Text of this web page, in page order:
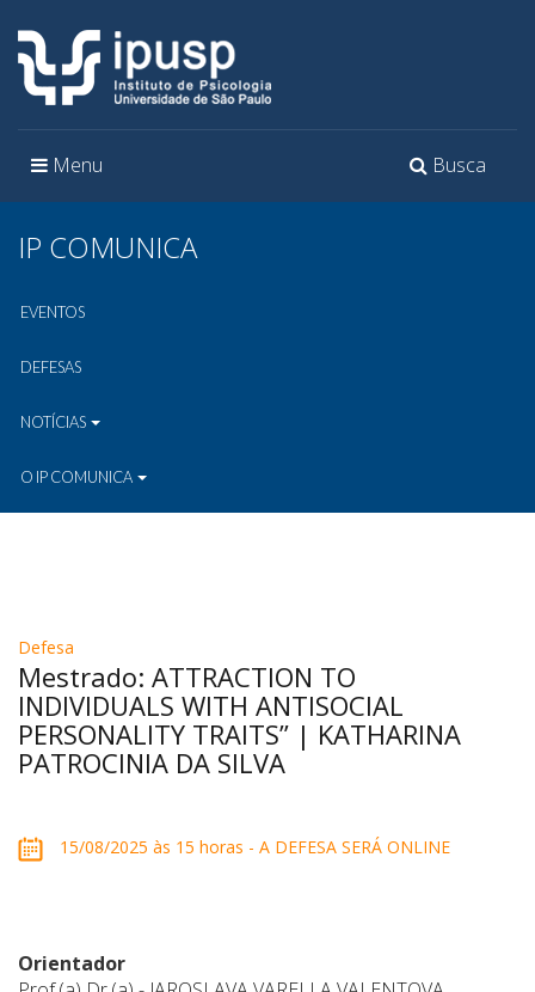
Toggle
Busca
Toggle
Menu
IP COMUNICA
EVENTOS
DEFESAS
NOTÍCIAS
O IP COMUNICA
Defesa
Mestrado: ATTRACTION TO
INDIVIDUALS WITH ANTISOCIAL
PERSONALITY TRAITS” | KATHARINA
PATROCINIA DA SILVA
15/08/2025 às 15 horas - A DEFESA SERÁ ONLINE
Orientador